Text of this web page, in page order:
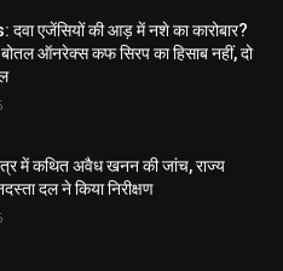
दवा एजेंसियों की आड़ में नशे का कारोबार?
ऑनरेक्स कफ सिरप का हिसाब नहीं, दो
में कथित अवैध खनन की जांच, राज्य
दल ने किया निरीक्षण